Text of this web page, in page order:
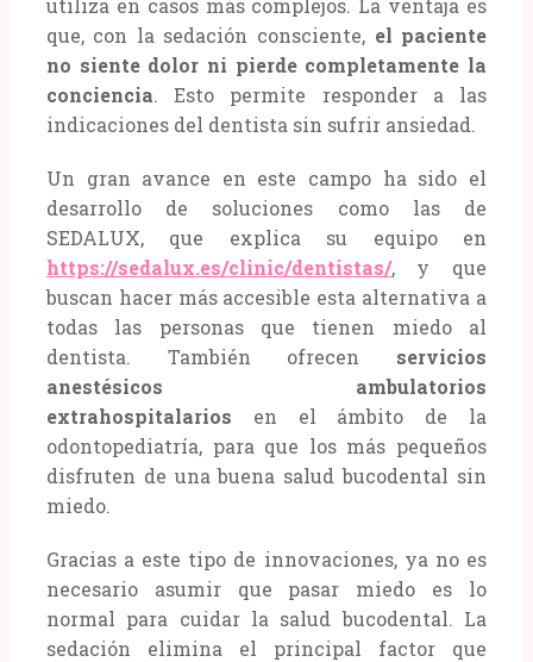
que, con la sedación consciente, el paciente
no siente dolor ni pierde completamente la
conciencia. Esto permite responder a las
indicaciones del dentista sin sufrir ansiedad.
Un gran avance en este campo ha sido el
desarrollo de soluciones como las de
SEDALUX, que explica su equipo en
https://sedalux.es/clinic/dentistas/, y que
buscan hacer más accesible esta alternativa a
todas las personas que tienen miedo al
dentista. También ofrecen servicios
anestésicos ambulatorios
extrahospitalarios en el ámbito de la
odontopediatría, para que los más pequeños
disfruten de una buena salud bucodental sin
miedo.
Gracias a este tipo de innovaciones, ya no es
necesario asumir que pasar miedo es lo
normal para cuidar la salud bucodental. La
sedación elimina el principal factor que